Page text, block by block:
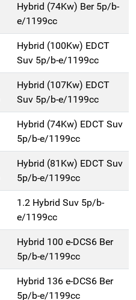
Hybrid (74Kw) Ber 5p/b-
e/1199cc
Hybrid (100Kw) EDCT
Suv 5p/b-e/1199cc
Hybrid (107Kw) EDCT
Suv 5p/b-e/1199cc
Hybrid (74Kw) EDCT Suv
5p/b-e/1199cc
Hybrid (81Kw) EDCT Suv
5p/b-e/1199cc
1.2 Hybrid Suv 5p/b-
e/1199cc
Hybrid 100 e-DCS6 Ber
5p/b-e/1199cc
Hybrid 136 e-DCS6 Ber
5p/b-e/1199cc